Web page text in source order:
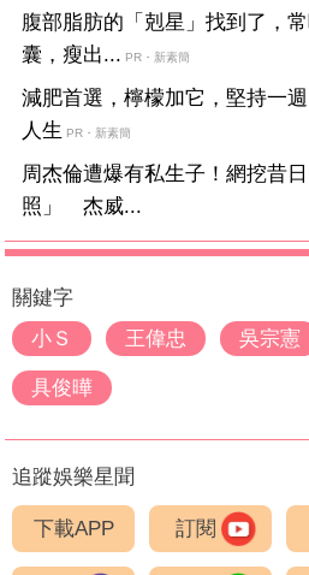
腹部脂肪的「剋星」找到了，
囊，瘦出... PR・新素簡
減肥首選，檸檬加它，堅持一
人生 PR・新素簡
周杰倫遭爆有私生子！網挖昔
照」 杰威...
關鍵字
小Ｓ
王偉忠 吳宗憲
具俊曄
追蹤娛樂星聞
下載APP 訂閱